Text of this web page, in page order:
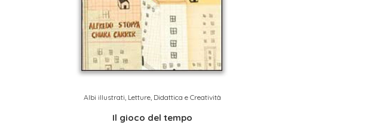
Albi illustrati Letture, Didattica e Creatività
Il gioco del tempo